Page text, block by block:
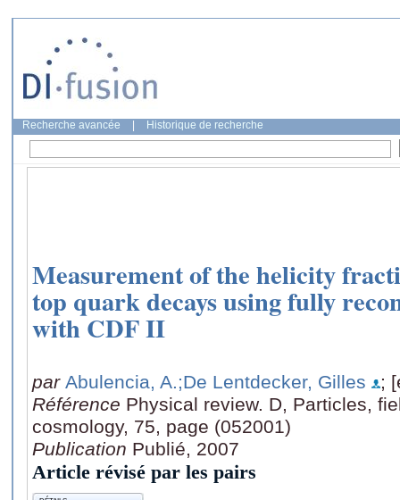
Recherche avancée Historique de recherche
Measurement of the helicity
top quark decays using fully
with CDF II
par Abulencia, A.;De Lentdecker, Gilles
;
Référence Physical review. D, Particles,
cosmology, 75, page (052001)
Publication Publié, 2007
Article révisé par les pairs